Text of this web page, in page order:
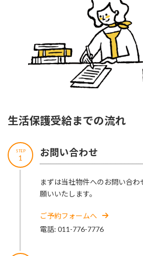
生活保護受給までの流れ
お問い合わせ
まずは当社物件へのお問い合
願いいたします。
ご予約フォームへ
電話: 011-776-7776
STEP
1